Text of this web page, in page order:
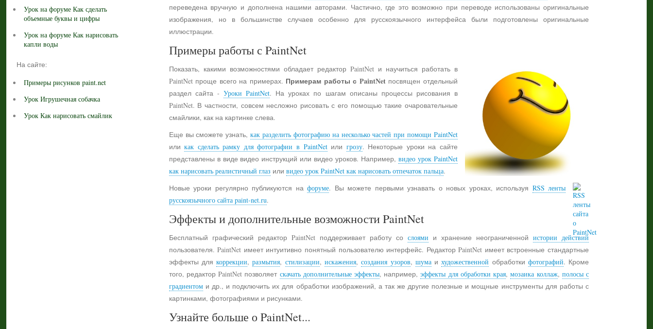
Урок на форуме Как сделать
объемные буквы и цифры
Урок на форуме Как нарисовать
капли воды
На сайте:
Примеры рисунков paint.net
Урок Игрушечная собачка
Урок Как нарисовать смайлик
переведена вручную и дополнена нашими авторами. Частично, где это возможно при переводе использованы оригинальные
изображения, но в большинстве случаев особенно для русскоязычного интерфейса были подготовлены оригинальные
иллюстрации.
Примеры работы с PaintNet
Показать, какими возможностями обладает редактор PaintNet и научиться работать в
PaintNet проще всего на примерах. Примерам работы с PaintNetпосвящен отдельный
раздел сайта -Уроки PaintNet. На уроках по шагам описаны процессы рисования в
PaintNet. В частности, совсем несложно рисовать с его помощью такие очаровательные
смайлики, как на картинке слева.
Еще вы сможете узнать,как разделить фотографию на несколько частей при помощи PaintNet
иликак сделать рамку для фотографии в PaintNetили грозу. Некоторые уроки на сайте
представлены в виде видео инструкций или видео уроков. Например,видео урок PaintNet
как нарисовать реалистичный глаз или видео урок PaintNet как нарисовать отпечаток пальца.
Новые уроки регулярно публикуются нафоруме. Вы можете первыми узнавать о новых уроках, используя RSS ленты
русскоязычного сайта paint-net.ru.
Эффекты и дополнительные возможности PaintNet
Бесплатный графический редактор PaintNet поддерживает работу со слоями и хранение неограниченной истории действий
пользователя. PaintNet имеет интуитивно понятный пользователю интерфейс. Редактор PaintNet имеет встроенные стандартные
эффекты длякоррекции,размытия, стилизации, искажения,создания узоров, шумаихудожественной обработки фотографий. Кроме
того, редактор PaintNet позволяет скачать дополнительные эффекты, например,эффекты для обработки края,мозаика коллаж, полосы с
градиентоми др., и подключить их для обработки изображений, а так же другие полезные и мощные инструменты для работы с
картинками, фотографиями и рисунками.
Узнайте больше о PaintNet...